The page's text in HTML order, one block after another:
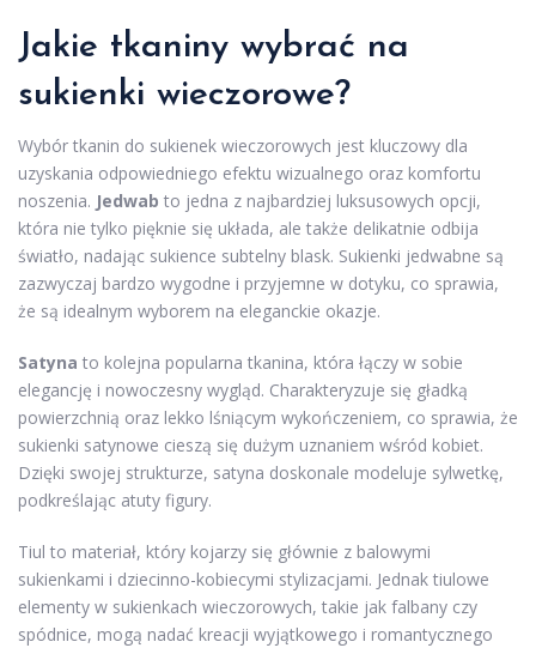
Jakie tkaniny wybrać na
sukienki wieczorowe?
Wybór tkanin do sukienek wieczorowych jest kluczowy dla
uzyskania odpowiedniego efektu wizualnego oraz komfortu
noszenia. Jedwab to jedna z najbardziej luksusowych opcji,
która nie tylko pięknie się układa, ale także delikatnie odbija
światło, nadając sukience subtelny blask. Sukienki jedwabne są
zazwyczaj bardzo wygodne i przyjemne w dotyku, co sprawia,
że są idealnym wyborem na eleganckie okazje.
Satyna to kolejna popularna tkanina, która łączy w sobie
elegancję i nowoczesny wygląd. Charakteryzuje się gładką
powierzchnią oraz lekko lśniącym wykończeniem, co sprawia, że
sukienki satynowe cieszą się dużym uznaniem wśród kobiet.
Dzięki swojej strukturze, satyna doskonale modeluje sylwetkę,
podkreślając atuty figury.
Tiul to materiał, który kojarzy się głównie z balowymi
sukienkami i dziecinno-kobiecymi stylizacjami. Jednak tiulowe
elementy w sukienkach wieczorowych, takie jak falbany czy
spódnice, mogą nadać kreacji wyjątkowego i romantycznego